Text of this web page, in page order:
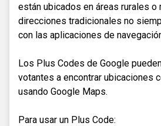
están ubicados en áreas rurales o
direcciones tradicionales no
con las aplicaciones de
Los Plus Codes de Google
votantes a encontrar ubicaciones
usando Google Maps.
Para usar un Plus Code: